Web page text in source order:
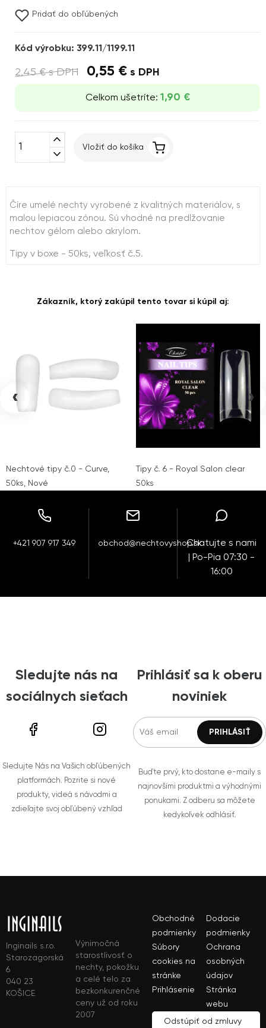
Pridať do obľúbených
Kód výrobku: 399.11/1199.11
2,45 €s DPH 0,55 € s DPH
Celkom ušetríte: 1,90 €
expand_less
expand_more
Vložiť do košíka
Číre umelé nechty vyrobené z kvalitných materiálov, s
malou lepiacou zónou. Sú vhodné na predlžovanie
nechtov gélom alebo akrylom.
Tipy v boxe - 50ks, veľkosť č.5.
Zákazník, ktorý zakúpil tento tovar si kúpil aj:
Nechtové tipy č.0 - Curve,
50ks, Nové
Tipy č. 6 - Royal Salon clear
50ks
‹ ›
+421 907 917 349 obchod@nechtovyshop.skChatujte s nami
| Po-Pia 07:30 -
16:00
Sledujte nás na
sociálnych sieťach
Sledujte Nás na Vašich obľúbených
platformách. Pozrite si nové
produkty, videá s návodmi a
zdieľajte svoj obľúbený vzhľad
Prihlásiť sa k oberu
noviniek
Buďte prvý, kto dostane e-maily s
najnovšími produktmi a výhodnými
ponukami. Z odberu sa môžete
kedykoľvek odhlásiť.
Inginails s.r.o.
Starozagorská
6
040 23
KOŠICE
Výnimočná
starostlivosť o
nechty, pokožku
a celé telo za
bezkonkurenčné
ceny už od roku
2007
Obchodné
podmienky
Dodacie
podmienky
Súbory
cookies na
stránke
Ochrana
osobných
údajov
Prihlásenie
Stránka
webu
Odstúpiť od zmluvy